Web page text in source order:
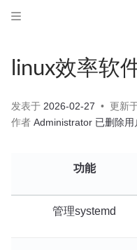
linux效率软
发表于 2026-02-27 更新
作者 Administrator 已删除用
功能
管理systemd